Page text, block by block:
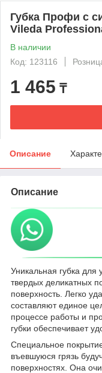
Губка Профи с
Vileda
В наличии
Код: 123116
1 465 ₸
Описание
Описание
Уникальная губка для
твердых деликатных
поверхность. Легко
составляют единое
процессе работы и
губки обеспечивает
Специальное
въевшуюся грязь
поверхностях. Она